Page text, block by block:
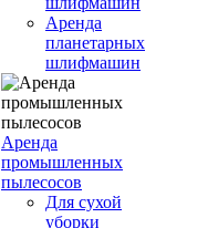
Аренда
планетарных
шлифмашин
Аренда
промышленных
пылесосов
Для сухой
уборки